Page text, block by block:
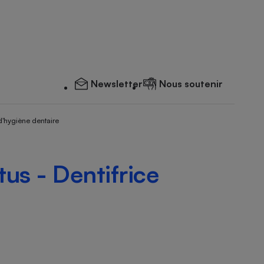
Newsletter Nous soutenir
dentaire
- Dentifrice